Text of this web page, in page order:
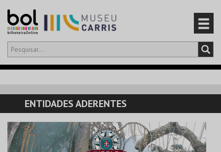
Olá,iniciar sessão
CARRINHO
EVENTOS
CARTÕES
ENTIDADES ADERENTES